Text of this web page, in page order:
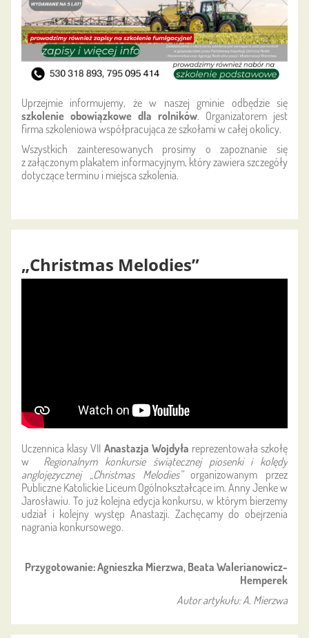
Uprzejmie informujemy, że w naszej gminie odbędzie się
szkolenie obowiązkowe dla rolników. Organizatorem jest
firma szkoleniowa współpracująca ze szkołami w całej okolicy.
Wszystkich zainteresowanych prosimy o zapoznanie się
z załączonym plakatem informacyjnym, który zawiera szczegóły
dotyczące terminu i miejsca szkolenia.
„Christmas Melodies”
Uczennica klasy VII Anastazja Wojdyła reprezentowała szkołę
w
Regionalnym konkursie świątecznej piosenki i kolędy
anglojęzycznej „Christmas Melodies”organizowanym przez
Publiczne Katolickie Liceum Ogólnokształcące im. Anny Jenke w
Jarosławiu. To już kolejna edycja konkursu, w którym bierzemy
udział i kolejny występ Anastazji. Zachęcamy do obejrzenia
nagrania konkursowego.
Przygotowanie: Agnieszka Mierzwa, Beata Walerianowicz-
Hemperek
Autor artykułu: A. Mierzwa